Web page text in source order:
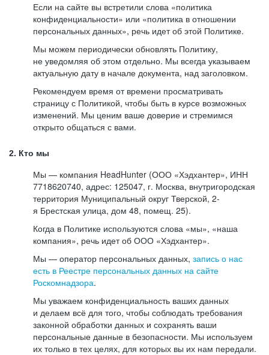
Если на сайте вы встретили слова «политика
конфиденциальности» или «политика в отношении
персональных данных», речь идет об этой Политике.
Мы можем периодически обновлять Политику,
не уведомляя об этом отдельно. Мы всегда указываем
актуальную дату в начале документа, над заголовком.
Рекомендуем время от времени просматривать
страницу с Политикой, чтобы быть в курсе возможных
изменений. Мы ценим ваше доверие и стремимся
открыто общаться с вами.
2. Кто мы
Мы — компания HeadHunter (ООО «Хэдхантер», ИНН
7718620740, адрес: 125047, г. Москва, внутригородская
территория Муниципальный округ Тверской, 2-
я Брестская улица, дом 48, помещ. 25).
Когда в Политике используются слова «мы», «наша
компания», речь идет об ООО «Хэдхантер».
Мы — оператор персональных данных, запись о нас
есть в Реестре персональных данных на сайте
Роскомнадзора.
Мы уважаем конфиденциальность ваших данных
и делаем всё для того, чтобы соблюдать требования
законной обработки данных и сохранять ваши
персональные данные в безопасности. Мы используем
их только в тех целях, для которых вы их нам передали.